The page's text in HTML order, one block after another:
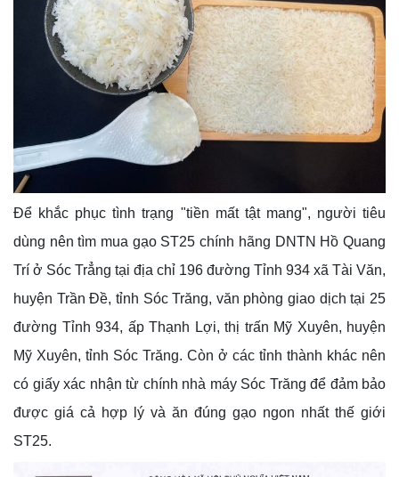
Để khắc phục tình trạng "tiền mất tật mang", người tiêu
dùng nên tìm mua gạo ST25 chính hãng DNTN Hồ Quang
Trí ở Sóc Trẳng tại địa chỉ 196 đường Tỉnh 934 xã Tài Văn,
huyện Trần Đề, tỉnh Sóc Trăng, văn phòng giao dịch tại 25
đường Tỉnh 934, ấp Thạnh Lợi, thị trấn Mỹ Xuyên, huyện
Mỹ Xuyên, tỉnh Sóc Trăng. Còn ở các tỉnh thành khác nên
có giấy xác nhận từ chính nhà máy Sóc Trăng để đảm bảo
được giá cả hợp lý và ăn đúng gạo ngon nhất thế giới
ST25.